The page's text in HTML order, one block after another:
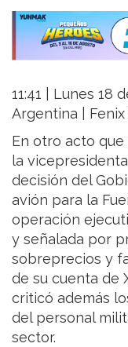
11:41 | Lunes 18
Argentina |
En otro acto
la
decisión del
avión para la
operación
y señalada por
sobreprecios y
de su cuenta de
criticó además
del personal
sector.